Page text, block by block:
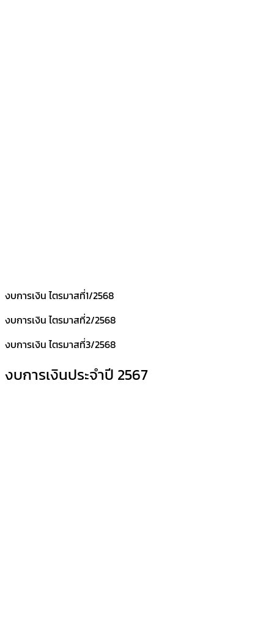
งบการเงิน ไตรมาสที่1/2568
งบการเงิน ไตรมาสที่2/2568
งบการเงิน ไตรมาสที่3/2568
งบการเงินประจำปี 2567